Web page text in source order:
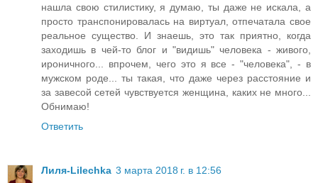
нашла свою стилистику, я думаю, ты даже не искала, а
просто транспонировалась на виртуал, отпечатала свое
реальное существо. И знаешь, это так приятно, когда
заходишь в чей-то блог и "видишь" человека - живого,
ироничного... впрочем, чего это я все - "человека", - в
мужском роде... ты такая, что даже через расстояние и
за завесой сетей чувствуется женщина, каких не много...
Обнимаю!
Ответить
Лиля-Lilechka 3 марта 2018 г. в 12:56